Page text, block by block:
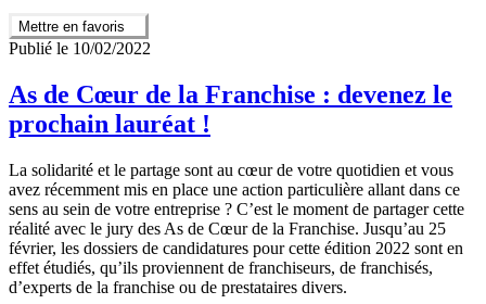
Mettre en favoris
Publié le 10/02/2022
As de Cœur de la Franchise : devenez le
prochain lauréat !
La solidarité et le partage sont au cœur de votre quotidien et vous
avez récemment mis en place une action particulière allant dans ce
sens au sein de votre entreprise ? C’est le moment de partager cette
réalité avec le jury des As de Cœur de la Franchise. Jusqu’au 25
février, les dossiers de candidatures pour cette édition 2022 sont en
effet étudiés, qu’ils proviennent de franchiseurs, de franchisés,
d’experts de la franchise ou de prestataires divers.